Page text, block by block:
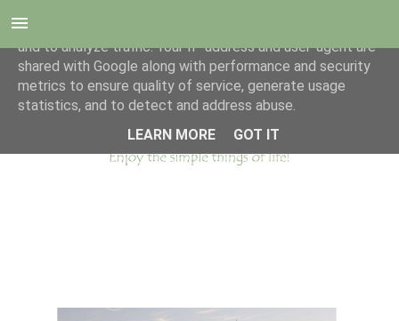
This site uses cookies from Google to deliver its services
and to analyze traffic. Your IP address and user-agent are
shared with Google along with performance and security
metrics to ensure quality of service, generate usage
statistics, and to detect and address abuse.
LEARN MORE
GOT IT